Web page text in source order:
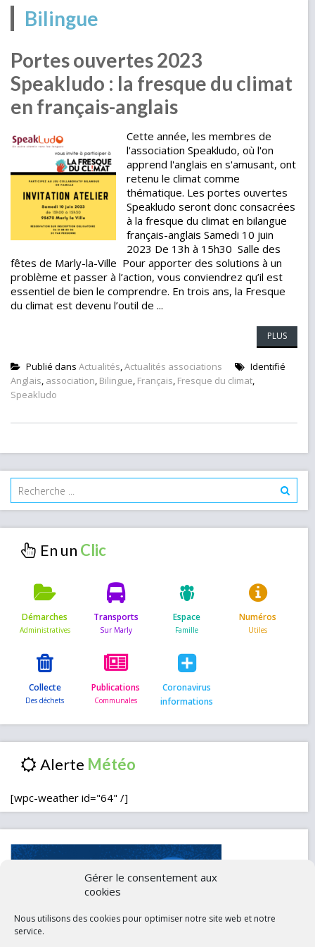
Gérer le consentement aux
cookies
Nous utilisons des cookies pour optimiser notre site web et notre
service.
Bilingue
Portes ouvertes 2023
Speakludo : la fresque du climat
en français-anglais
Cette année, les membres de
l'association Speakludo, où l'on
apprend l'anglais en s'amusant, ont
retenu le climat comme
thématique. Les portes ouvertes
Speakludo seront donc consacrées
à la fresque du climat en bilangue
français-anglais Samedi 10 juin
2023 De 13h à 15h30 Salle des
fêtes de Marly-la-Ville Pour apporter des solutions à un
problème et passer à l’action, vous conviendrez qu’il est
essentiel de bien le comprendre. En trois ans, la Fresque
du climat est devenu l’outil de ...
PLUS
Publié dans Actualités,Actualités associations
Identifié
Anglais, association, Bilingue, Français, Fresque du climat,
Speakludo
En un
Démarches Transports Espace Numéros
Collecte Publications
Coronavirus
informations
Alerte
[wpc-weather id="64" /]